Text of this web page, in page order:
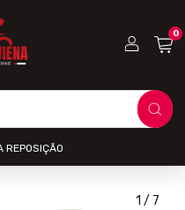
0
REPOSIÇÃO
1 / 7